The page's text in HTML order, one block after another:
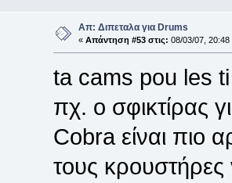
Απ: Διπεταλα για Drums
« Απάντηση #53 στις: 08/03/07, 20:48
ta cams pou les ti
πχ. ο σφικτίρας
Cobra είναι πιο
τους κρουστήρες